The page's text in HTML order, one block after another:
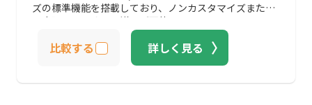
ズの標準機能を搭載しており、ノンカスタマイズまたは
最小限のアドオンで導入が可能です。
比較する 詳しく見る